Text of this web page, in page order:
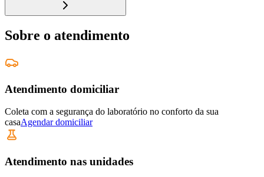
Sobre o atendimento
Atendimento domiciliar
Coleta com a segurança do laboratório no conforto da sua
casaAgendar domiciliar
Atendimento nas unidades